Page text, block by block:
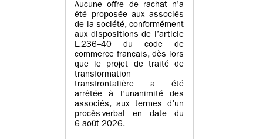
Aucune offre de rachat n’a
été proposée aux associés
de la société, conformément
aux dispositions de l’article
L.236–40 du code de
commerce français, dès lors
que le projet de traité de
transformation
transfrontalière a été
arrêtée à l’unanimité des
associés, aux termes d’un
procès-verbal en date du
6 août 2026.